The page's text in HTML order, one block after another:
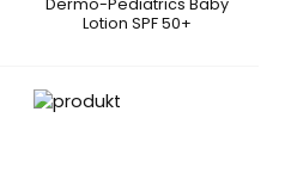
Dermo-Pediatrics Baby
Lotion SPF 50+